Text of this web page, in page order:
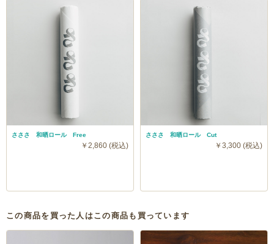
さささ 和晒ロール Free
￥2,860 (税込)
さささ 和晒ロール Cut
￥3,300 (税込)
この商品を買った人はこの商品も買っています